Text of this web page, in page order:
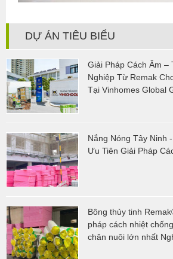
DỰ ÁN TIÊU BIỂU
Giải Pháp Cách Âm –
Nghiệp Từ Remak
Tại Vinhomes Global
Nắng Nóng Tây Ninh
Ưu Tiên Giải Pháp
Bông thủy tinh
pháp cách nhiệt
chăn nuôi lớn nhất